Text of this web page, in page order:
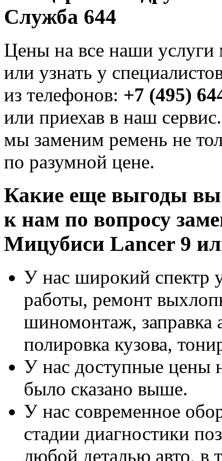
Служба 644
Цены на все наши услуги
или узнать у
из телефонов: +7 (495)
или приехав в наш
мы заменим ремень не
по разумной цене.
Какие еще выгоды вы
к нам по вопросу
Мицубиси Lancer 9
У нас широкий спектр
работы, ремонт
шиномонтаж, заправка
полировка кузова,
У нас доступные цены
было сказано выше.
У нас современное
стадии диагностики
любой деталью авто, в